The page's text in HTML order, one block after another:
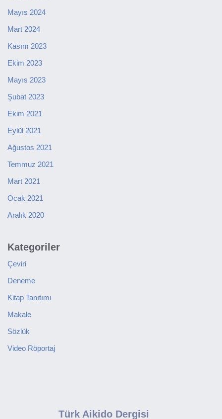
Mayıs 2024
Mart 2024
Kasım 2023
Ekim 2023
Mayıs 2023
Şubat 2023
Ekim 2021
Eylül 2021
Ağustos 2021
Temmuz 2021
Mart 2021
Ocak 2021
Aralık 2020
Kategoriler
Çeviri
Deneme
Kitap Tanıtımı
Makale
Sözlük
Video Röportaj
Türk Aikido Dergisi